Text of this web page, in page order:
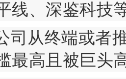
线、深鉴科技
司从终端或者
最高且被巨头